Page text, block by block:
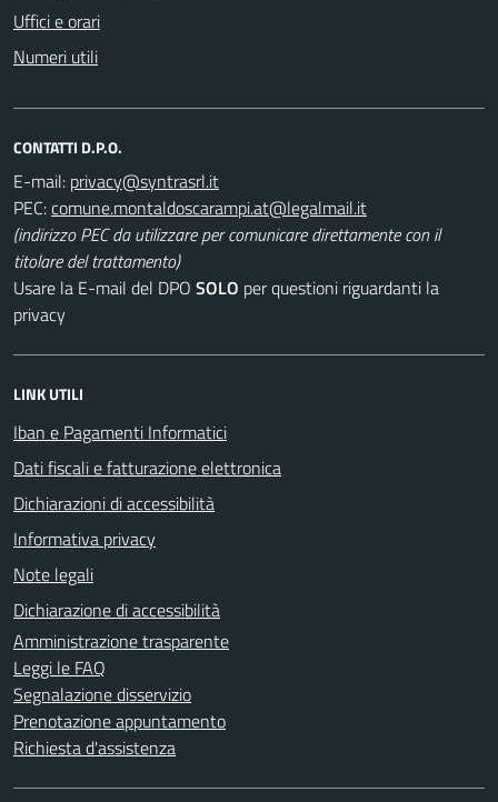
Uffici e orari
Numeri utili
CONTATTI D.P.O.
E-mail:
PEC:
(indirizzo PEC da utilizzare per comunicare direttamente con il
titolare del trattamento)
Usare la E-mail del DPO SOLO per questioni riguardanti la
privacy
LINK UTILI
Iban e Pagamenti Informatici
Dati fiscali e fatturazione elettronica
Dichiarazioni di accessibilità
Informativa privacy
Note legali
Dichiarazione di accessibilità
Amministrazione trasparente
Leggi le FAQ
Segnalazione disservizio
Prenotazione appuntamento
Richiesta d'assistenza